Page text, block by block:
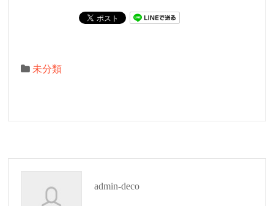
未分類
admin-deco